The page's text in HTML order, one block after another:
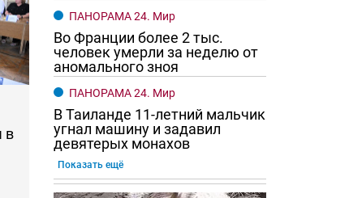
в
ПАНОРАМА 24. Мир
Во Франции более 2 тыс.
человек умерли за неделю от
аномального зноя
ПАНОРАМА 24. Мир
В Таиланде 11-летний мальчик
угнал машину и задавил
девятерых монахов
Показать ещё